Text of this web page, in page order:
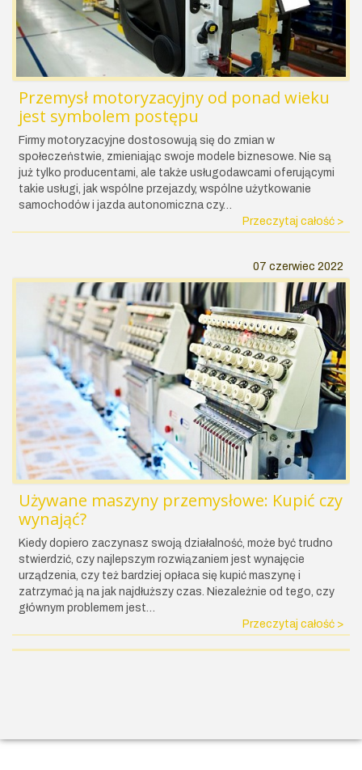
Przemysł motoryzacyjny od ponad wieku
jest symbolem postępu
Firmy motoryzacyjne dostosowują się do zmian w
społeczeństwie, zmieniając swoje modele biznesowe. Nie są
już tylko producentami, ale także usługodawcami oferującymi
takie usługi, jak wspólne przejazdy, wspólne użytkowanie
samochodów i jazda autonomiczna czy…
Przeczytaj całość >
07 czerwiec 2022
Używane maszyny przemysłowe: Kupić czy
wynająć?
Kiedy dopiero zaczynasz swoją działalność, może być trudno
stwierdzić, czy najlepszym rozwiązaniem jest wynajęcie
urządzenia, czy też bardziej opłaca się kupić maszynę i
zatrzymać ją na jak najdłuższy czas. Niezależnie od tego, czy
głównym problemem jest…
Przeczytaj całość >